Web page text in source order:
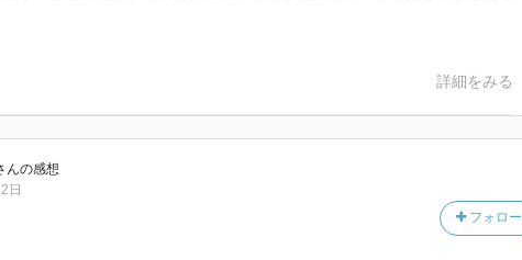
詳細をみる
んの感想
フォロー
日